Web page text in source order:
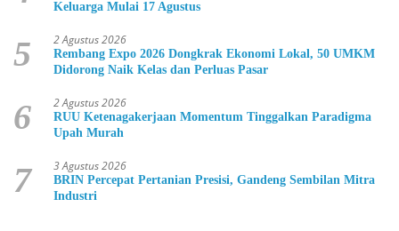
Keluarga Mulai 17 Agustus
5 2 Agustus 2026
Rembang Expo 2026 Dongkrak Ekonomi Lokal, 50 UMKM
Didorong Naik Kelas dan Perluas Pasar
6 2 Agustus 2026
RUU Ketenagakerjaan Momentum Tinggalkan Paradigma
Upah Murah
7 3 Agustus 2026
BRIN Percepat Pertanian Presisi, Gandeng Sembilan Mitra
Industri